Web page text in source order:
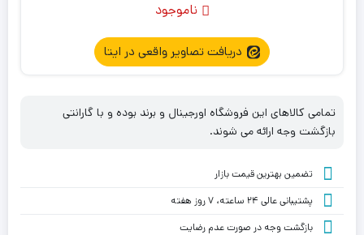
ناموجود
دریافت تصاویر واقعی در ایتا
تمامی کالاهای این فروشگاه اورجینال و برند بوده و با گارانتی
بازگشت وجه ارائه می شوند.
تضمین بهترین قیمت بازار
پشتیبانی عالی ۲۴ ساعته، ۷ روز هفته
بازگشت وجه در صورت عدم رضایت